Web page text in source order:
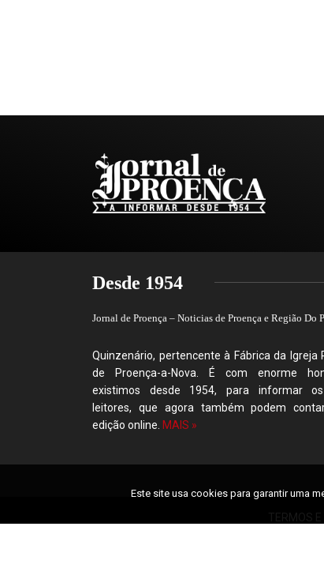
Desde 1954
Jornal de Proença – Noticias de Proença e Região Do
Quinzenário, pertencente à Fábrica da Igreja
de Proença-a-Nova. É com enorme
existimos desde 1954, para informar
leitores, que agora também podem
edição online. MAIS »
Este site usa cookies para garantir uma